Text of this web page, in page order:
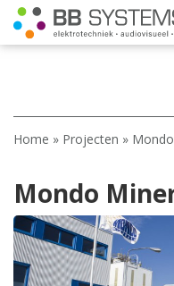
Home » Projecten »
Mondo